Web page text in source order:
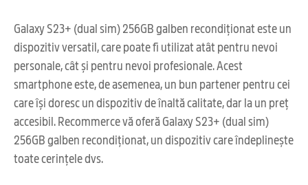
Galaxy S23+ (dual sim) 256GB galben recondiționat este un
dispozitiv versatil, care poate fi utilizat atât pentru nevoi
personale, cât și pentru nevoi profesionale. Acest
smartphone este, de asemenea, un bun partener pentru cei
care își doresc un dispozitiv de înaltă calitate, dar la un preț
accesibil. Recommerce vă oferă Galaxy S23+ (dual sim)
256GB galben recondiționat, un dispozitiv care îndeplinește
toate cerințele dvs.